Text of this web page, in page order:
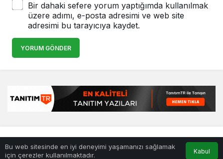
Bir dahaki sefere yorum yaptığımda kullanılmak
üzere adımı, e-posta adresimi ve web site
adresimi bu tarayıcıya kaydet.
YORUM GÖNDER
Bu web sitesinde en iyi deneyimi yaşamanızı sağlamak
için çerezler kullanılmaktadır.
Kabul
en iyiler
listesi, bihaber, sağlıklı